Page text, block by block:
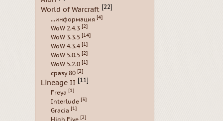
World of Warcraft [22]
...информация [4]
WoW 2.4.3 [2]
WoW 3.3.5 [14]
WoW 4.3.4 [1]
WoW 5.0.5 [2]
WoW 5.2.0 [1]
сразу 80 [2]
Lineage II [11]
Freya [1]
Interlude [3]
Gracia [1]
High Five [2]